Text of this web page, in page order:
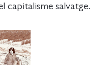
capitalisme salvatge.